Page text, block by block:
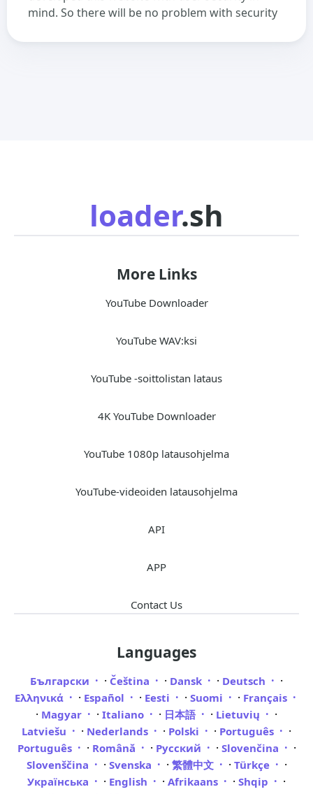
mind. So there will be no problem with security
loader.sh
More Links
YouTube Downloader
YouTube WAV:ksi
YouTube -soittolistan lataus
4K YouTube Downloader
YouTube 1080p latausohjelma
YouTube-videoiden latausohjelma
API
APP
Contact Us
Languages
Български · Čeština · Dansk · Deutsch ·
Ελληνικά · Español · Eesti · Suomi · Français
· Magyar · Italiano · 日本語 · Lietuvių ·
Latviešu · Nederlands · Polski · Português ·
Português · Română · Русский · Slovenčina ·
Slovenščina · Svenska · 繁體中文 · Türkçe ·
Українська · English · Afrikaans · Shqip ·